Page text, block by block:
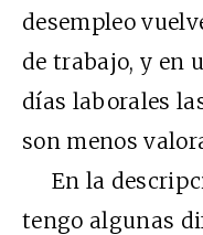
desempleo
de trabajo, y en
días laborales
son menos
En la
tengo algunas